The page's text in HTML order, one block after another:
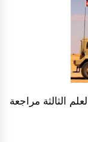
خدمة العلم الثالثة مراجعة